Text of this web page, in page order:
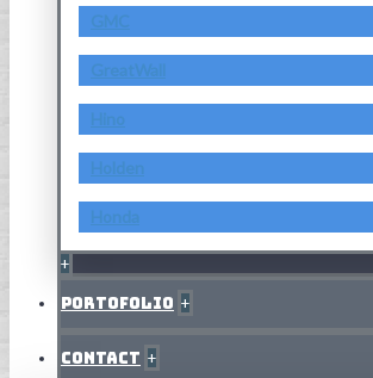
GMC
GreatWall
Hino
Holden
Honda
+
Portofolio +
Contact +